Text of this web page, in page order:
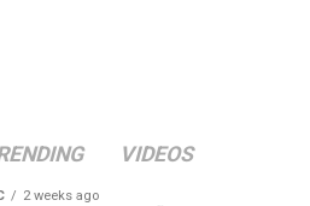
VIDEOS
2 weeks ago